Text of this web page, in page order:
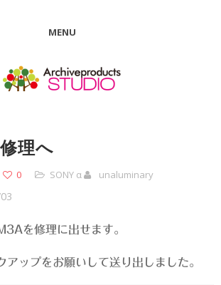
MENU
理へ
0 SONY α unaluminary
を修理に出せます。
アップをお願いして送り出しました。